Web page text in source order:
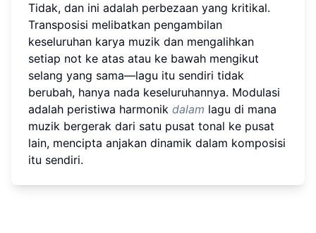
Tidak, dan ini adalah perbezaan yang kritikal.
Transposisi melibatkan pengambilan
keseluruhan karya muzik dan mengalihkan
setiap not ke atas atau ke bawah mengikut
selang yang sama—lagu itu sendiri tidak
berubah, hanya nada keseluruhannya. Modulasi
adalah peristiwa harmonik dalam lagu di mana
muzik bergerak dari satu pusat tonal ke pusat
lain, mencipta anjakan dinamik dalam komposisi
itu sendiri.